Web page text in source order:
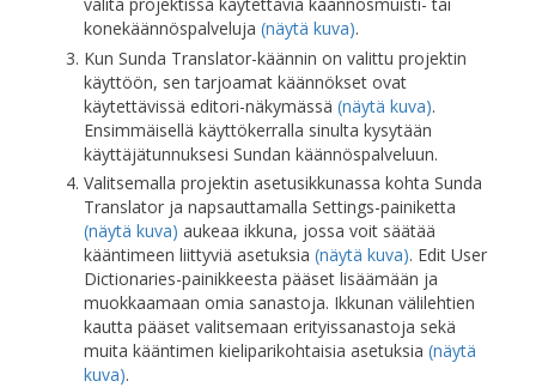
valita projektissa käytettäviä käännösmuisti- tai
konekäännöspalveluja (näytä kuva).
Kun Sunda Translator-käännin on valittu projektin
käyttöön, sen tarjoamat käännökset ovat
käytettävissä editori-näkymässä (näytä kuva).
Ensimmäisellä käyttökerralla sinulta kysytään
käyttäjätunnuksesi Sundan käännöspalveluun.
Valitsemalla projektin asetusikkunassa kohta Sunda
Translator ja napsauttamalla Settings-painiketta
(näytä kuva) aukeaa ikkuna, jossa voit säätää
kääntimeen liittyviä asetuksia (näytä kuva). Edit User
Dictionaries-painikkeesta pääset lisäämään ja
muokkaamaan omia sanastoja. Ikkunan välilehtien
kautta pääset valitsemaan erityissanastoja sekä
muita kääntimen kieliparikohtaisia asetuksia (näytä
kuva).